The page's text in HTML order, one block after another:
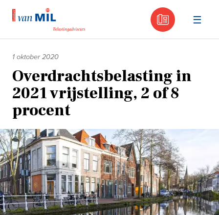
030 -
inhoud
1 oktober 2020
Overdrachtsbelasting in
2021 vrijstelling, 2 of 8
procent